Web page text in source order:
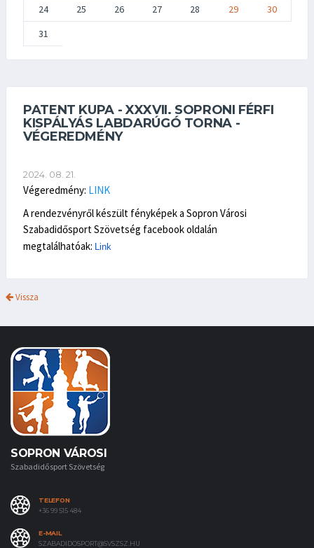
24
25 26 27 28 29
30
31
PATENT KUPA - XXXVII. SOPRONI FÉRFI
KISPÁLYÁS LABDARÚGÓ TORNA -
VÉGEREDMÉNY
2024. 08. 21.
Végeredmény: LINK
A rendezvényről készült fényképek a Sopron Városi
Szabadidősport Szövetség facebook oldalán
megtalálhatóak:
Link
Vissza
SOPRON VÁROSI
Szabadidősport Szövetség
TELEFON
+36 99 515 484
E-MAIL
SZABADIDOSPORT@SVSZSZ.HU